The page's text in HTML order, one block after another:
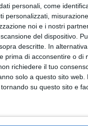
personali, come
personalizzati,
noi e i nostri
del dispositivo.
descritte. In
prima di acconsentire o di
richiedere il tuo
solo a questo sito
su questo sito e
Celtic
in casa